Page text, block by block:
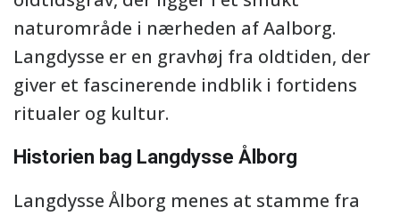
naturområde i nærheden af Aalborg.
Langdysse er en gravhøj fra oldtiden, der
giver et fascinerende indblik i fortidens
ritualer og kultur.
Historien bag Langdysse Ålborg
Langdysse Ålborg menes at stamme fra